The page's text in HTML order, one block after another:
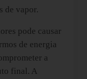
de vapor.
pode causar
de energia
a
final. A